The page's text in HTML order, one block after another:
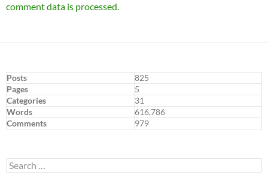
comment data is processed.
Posts
825
Pages
5
Categories
31
Words
616,786
Comments
979
Search
for: